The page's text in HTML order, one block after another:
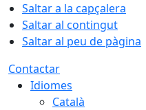
Saltar a la capçalera
Saltar al contingut
Saltar al peu de pàgina
Contactar
Idiomes
Català